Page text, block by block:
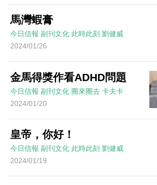
馬灣蝦膏
今日信報 副刊文化 此時此刻 劉健威
2024/01/26
金馬得獎作看ADHD問題
今日信報 副刊文化 圈來圈去 卡夫卡
2024/01/20
皇帝，你好！
今日信報 副刊文化 此時此刻 劉健威
2024/01/19